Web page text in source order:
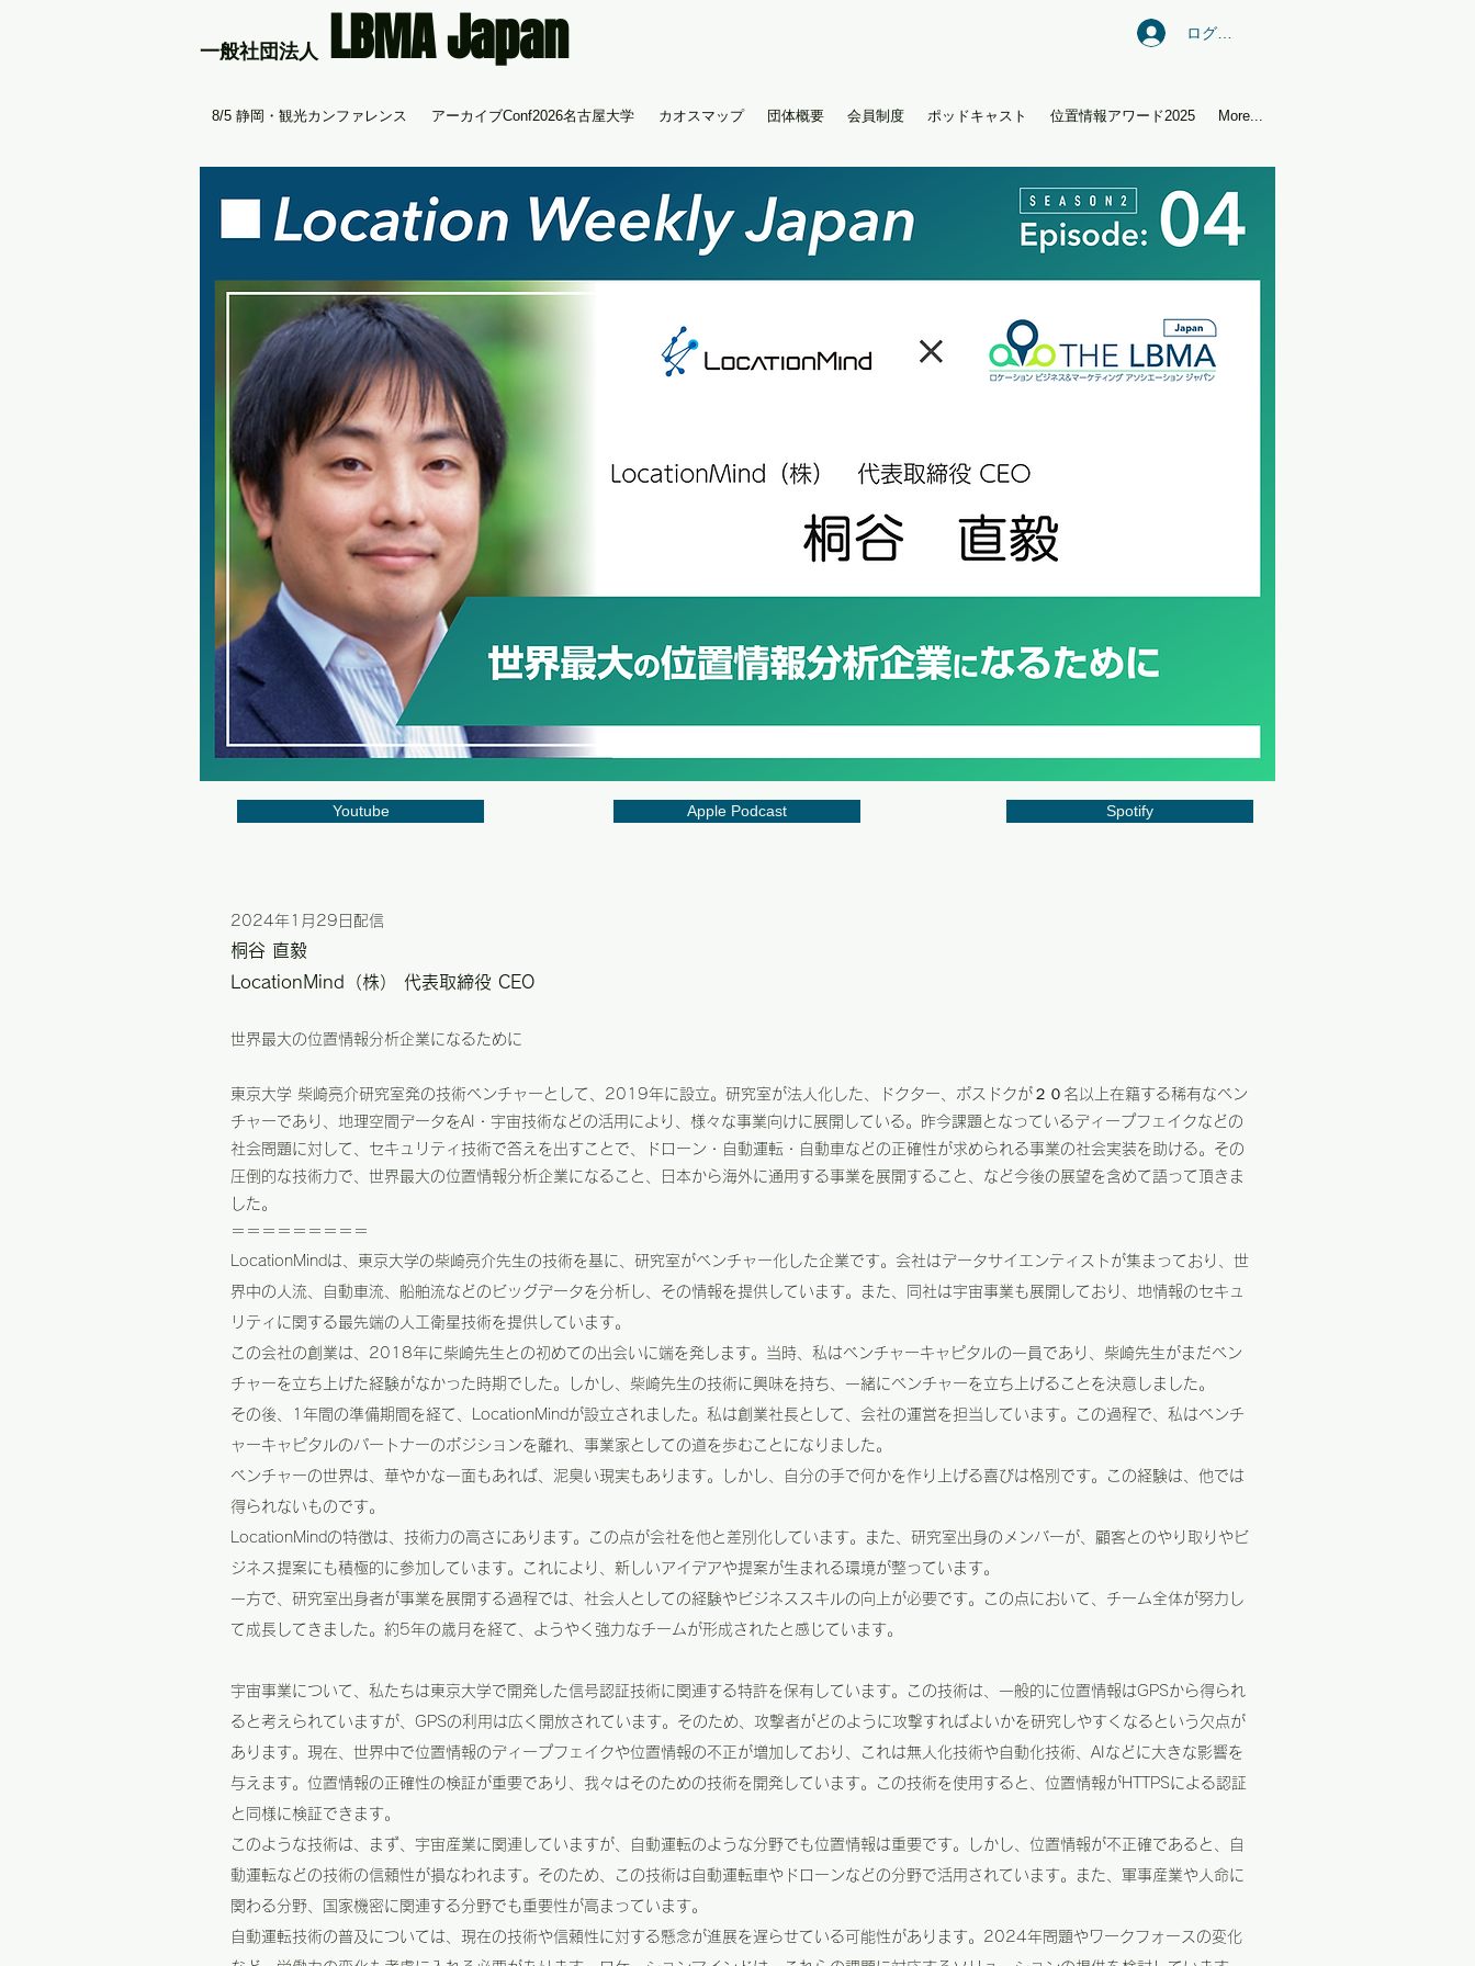
​一般社団法人 LBMA Japan ログイン
8/5 静岡・観光カンファレンス アーカイブConf2026名古屋大学 カオスマップ 団体概要 会員制度 ポッドキャスト 位置情報アワード2025 More...
Youtube Apple Podcast Spotify
2024年1月29日配信
桐谷 直毅
LocationMind（株） 代表取締役 CEO
世界最大の位置情報分析企業になるために
東京大学 柴崎亮介研究室発の技術ベンチャーとして、2019年に設立。研究室が法人化した、ドクター、ポスドクが２０名以上在籍する稀有なベン
チャーであり、地理空間データをAI・宇宙技術などの活用により、様々な事業向けに展開している。昨今課題となっているディープフェイクなどの
社会問題に対して、セキュリティ技術で答えを出すことで、ドローン・自動運転・自動車などの正確性が求められる事業の社会実装を助ける。その
圧倒的な技術力で、世界最大の位置情報分析企業になること、日本から海外に通用する事業を展開すること、など今後の展望を含めて語って頂きま
した。
＝＝＝＝＝＝＝＝＝
LocationMindは、東京大学の柴崎亮介先生の技術を基に、研究室がベンチャー化した企業です。会社はデータサイエンティストが集まっており、世
界中の人流、自動車流、船舶流などのビッグデータを分析し、その情報を提供しています。また、同社は宇宙事業も展開しており、地情報のセキュ
リティに関する最先端の人工衛星技術を提供しています。
この会社の創業は、2018年に柴崎先生との初めての出会いに端を発します。当時、私はベンチャーキャピタルの一員であり、柴崎先生がまだベン
チャーを立ち上げた経験がなかった時期でした。しかし、柴崎先生の技術に興味を持ち、一緒にベンチャーを立ち上げることを決意しました。
その後、1年間の準備期間を経て、LocationMindが設立されました。私は創業社長として、会社の運営を担当しています。この過程で、私はベンチ
ャーキャピタルのパートナーのポジションを離れ、事業家としての道を歩むことになりました。
ベンチャーの世界は、華やかな一面もあれば、泥臭い現実もあります。しかし、自分の手で何かを作り上げる喜びは格別です。この経験は、他では
得られないものです。
LocationMindの特徴は、技術力の高さにあります。この点が会社を他と差別化しています。また、研究室出身のメンバーが、顧客とのやり取りやビ
ジネス提案にも積極的に参加しています。これにより、新しいアイデアや提案が生まれる環境が整っています。
一方で、研究室出身者が事業を展開する過程では、社会人としての経験やビジネススキルの向上が必要です。この点において、チーム全体が努力し
て成長してきました。約5年の歳月を経て、ようやく強力なチームが形成されたと感じています。
宇宙事業について、私たちは東京大学で開発した信号認証技術に関連する特許を保有しています。この技術は、一般的に位置情報はGPSから得られ
ると考えられていますが、GPSの利用は広く開放されています。そのため、攻撃者がどのように攻撃すればよいかを研究しやすくなるという欠点が
あります。現在、世界中で位置情報のディープフェイクや位置情報の不正が増加しており、これは無人化技術や自動化技術、AIなどに大きな影響を
与えます。位置情報の正確性の検証が重要であり、我々はそのための技術を開発しています。この技術を使用すると、位置情報がHTTPSによる認証
と同様に検証できます。
このような技術は、まず、宇宙産業に関連していますが、自動運転のような分野でも位置情報は重要です。しかし、位置情報が不正確であると、自
動運転などの技術の信頼性が損なわれます。そのため、この技術は自動運転車やドローンなどの分野で活用されています。また、軍事産業や人命に
関わる分野、国家機密に関連する分野でも重要性が高まっています。
自動運転技術の普及については、現在の技術や信頼性に対する懸念が進展を遅らせている可能性があります。2024年問題やワークフォースの変化